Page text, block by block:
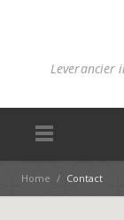
Leverancier
Home / Contact